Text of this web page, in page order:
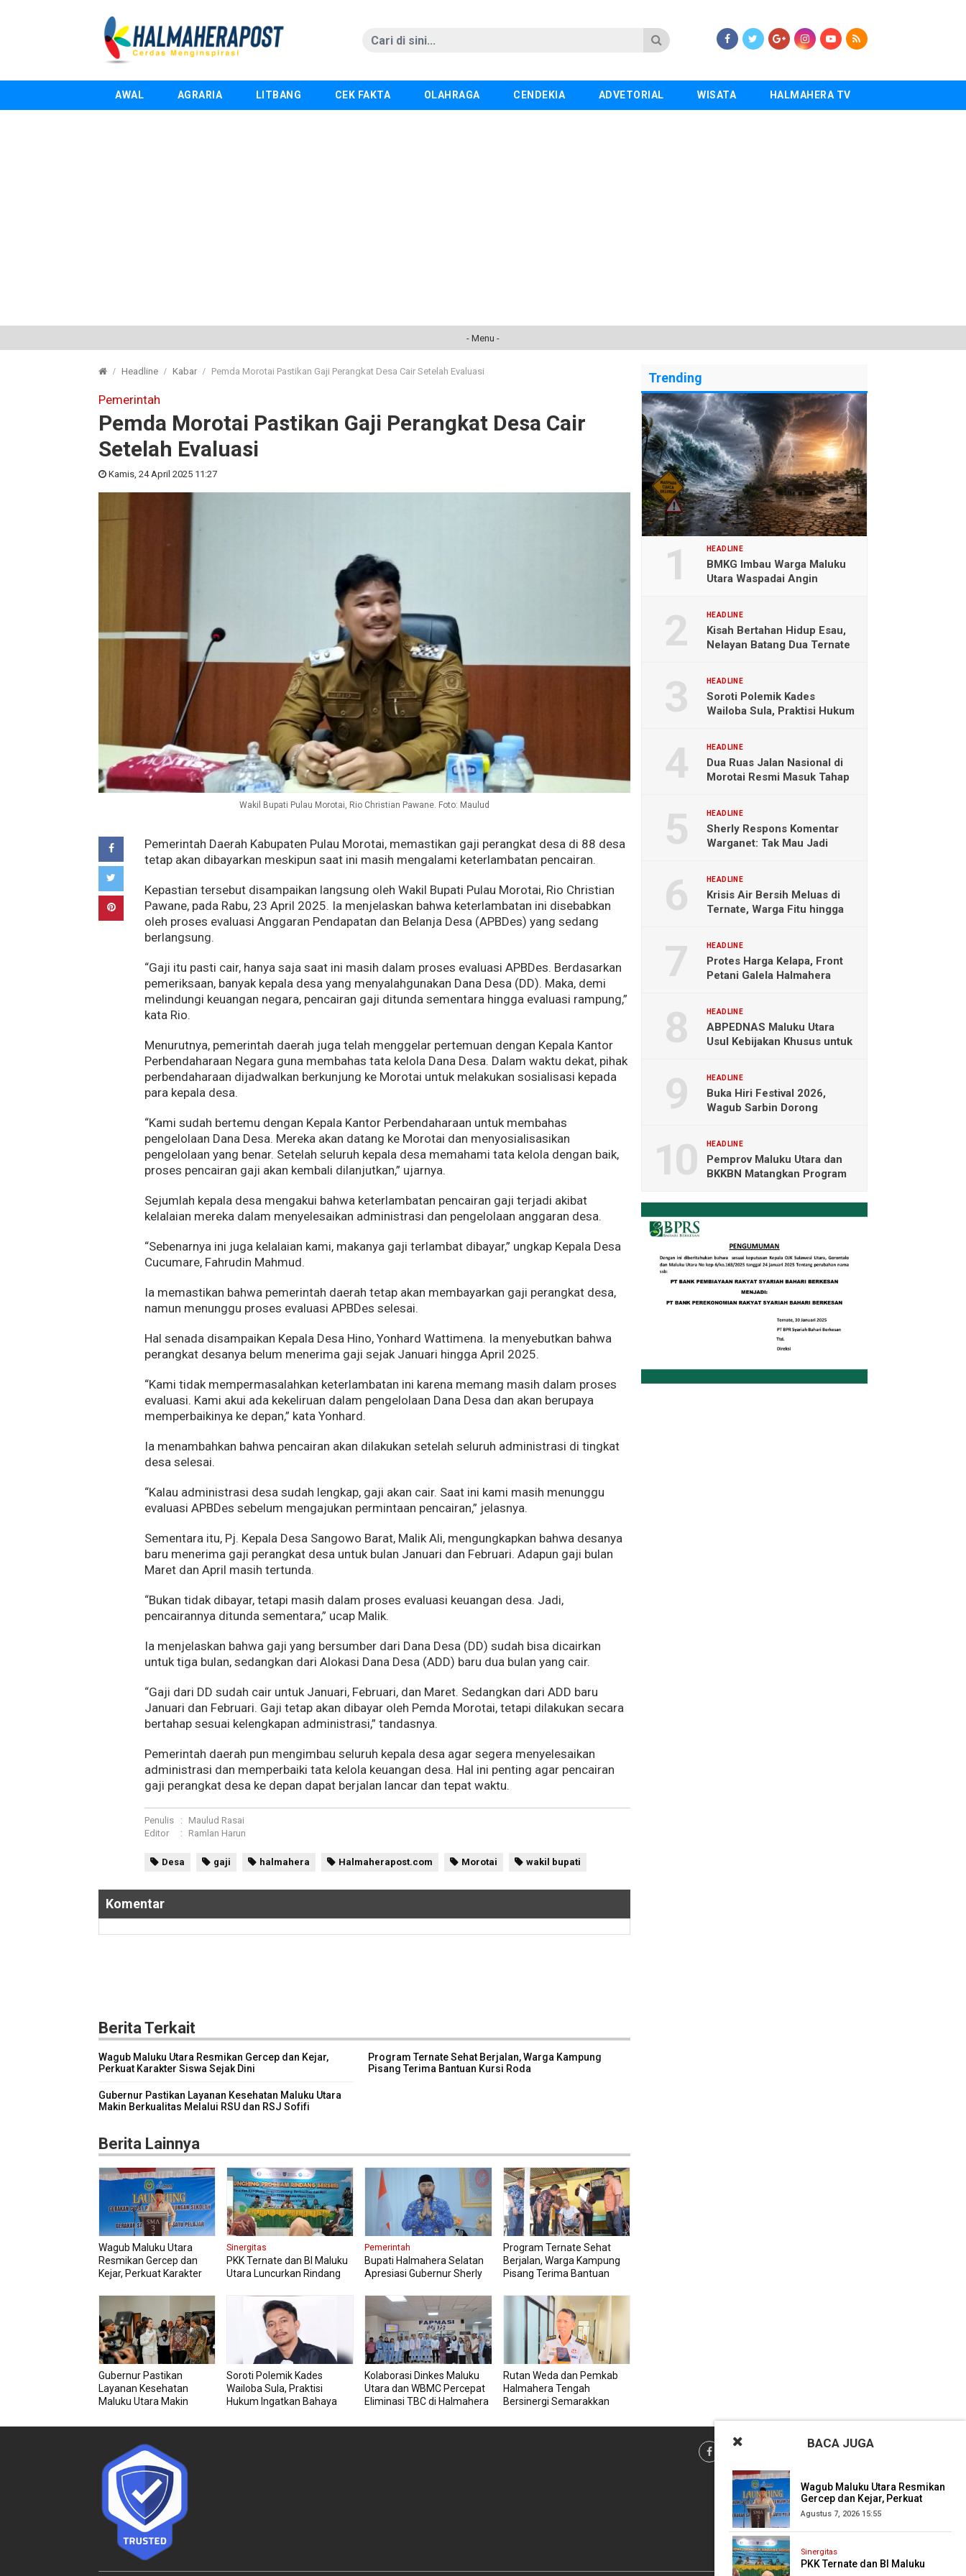
AWAL AGRARIA LITBANG CEK FAKTA OLAHRAGA CENDEKIA ADVETORIAL WISATA HALMAHERA TV
- Menu -
Headline Kabar Pemda Morotai Pastikan Gaji Perangkat Desa Cair Setelah Evaluasi
Pemerintah
Pemda Morotai Pastikan Gaji Perangkat Desa Cair
Setelah Evaluasi
Kamis, 24 April 2025 11:27
Wakil Bupati Pulau Morotai, Rio Christian Pawane. Foto: Maulud
Pemerintah Daerah Kabupaten Pulau Morotai, memastikan gaji perangkat desa di 88 desa
tetap akan dibayarkan meskipun saat ini masih mengalami keterlambatan pencairan.
Kepastian tersebut disampaikan langsung oleh Wakil Bupati Pulau Morotai, Rio Christian
Pawane, pada Rabu, 23 April 2025. Ia menjelaskan bahwa keterlambatan ini disebabkan
oleh proses evaluasi Anggaran Pendapatan dan Belanja Desa (APBDes) yang sedang
berlangsung.
“Gaji itu pasti cair, hanya saja saat ini masih dalam proses evaluasi APBDes. Berdasarkan
pemeriksaan, banyak kepala desa yang menyalahgunakan Dana Desa (DD). Maka, demi
melindungi keuangan negara, pencairan gaji ditunda sementara hingga evaluasi rampung,”
kata Rio.
Menurutnya, pemerintah daerah juga telah menggelar pertemuan dengan Kepala Kantor
Perbendaharaan Negara guna membahas tata kelola Dana Desa. Dalam waktu dekat, pihak
perbendaharaan dijadwalkan berkunjung ke Morotai untuk melakukan sosialisasi kepada
para kepala desa.
“Kami sudah bertemu dengan Kepala Kantor Perbendaharaan untuk membahas
pengelolaan Dana Desa. Mereka akan datang ke Morotai dan menyosialisasikan
pengelolaan yang benar. Setelah seluruh kepala desa memahami tata kelola dengan baik,
proses pencairan gaji akan kembali dilanjutkan,” ujarnya.
Sejumlah kepala desa mengakui bahwa keterlambatan pencairan gaji terjadi akibat
kelalaian mereka dalam menyelesaikan administrasi dan pengelolaan anggaran desa.
“Sebenarnya ini juga kelalaian kami, makanya gaji terlambat dibayar,” ungkap Kepala Desa
Cucumare, Fahrudin Mahmud.
Ia memastikan bahwa pemerintah daerah tetap akan membayarkan gaji perangkat desa,
namun menunggu proses evaluasi APBDes selesai.
Hal senada disampaikan Kepala Desa Hino, Yonhard Wattimena. Ia menyebutkan bahwa
perangkat desanya belum menerima gaji sejak Januari hingga April 2025.
“Kami tidak mempermasalahkan keterlambatan ini karena memang masih dalam proses
evaluasi. Kami akui ada kekeliruan dalam pengelolaan Dana Desa dan akan berupaya
memperbaikinya ke depan,” kata Yonhard.
Ia menambahkan bahwa pencairan akan dilakukan setelah seluruh administrasi di tingkat
desa selesai.
“Kalau administrasi desa sudah lengkap, gaji akan cair. Saat ini kami masih menunggu
evaluasi APBDes sebelum mengajukan permintaan pencairan,” jelasnya.
Sementara itu, Pj. Kepala Desa Sangowo Barat, Malik Ali, mengungkapkan bahwa desanya
baru menerima gaji perangkat desa untuk bulan Januari dan Februari. Adapun gaji bulan
Maret dan April masih tertunda.
“Bukan tidak dibayar, tetapi masih dalam proses evaluasi keuangan desa. Jadi,
pencairannya ditunda sementara,” ucap Malik.
Ia menjelaskan bahwa gaji yang bersumber dari Dana Desa (DD) sudah bisa dicairkan
untuk tiga bulan, sedangkan dari Alokasi Dana Desa (ADD) baru dua bulan yang cair.
“Gaji dari DD sudah cair untuk Januari, Februari, dan Maret. Sedangkan dari ADD baru
Januari dan Februari. Gaji tetap akan dibayar oleh Pemda Morotai, tetapi dilakukan secara
bertahap sesuai kelengkapan administrasi,” tandasnya.
Pemerintah daerah pun mengimbau seluruh kepala desa agar segera menyelesaikan
administrasi dan memperbaiki tata kelola keuangan desa. Hal ini penting agar pencairan
gaji perangkat desa ke depan dapat berjalan lancar dan tepat waktu.
Penulis :
Maulud Rasai
Editor
: Ramlan Harun
Desa gaji halmahera Halmaherapost.com Morotai wakil bupati
Komentar
Berita Terkait
Wagub Maluku Utara Resmikan Gercep dan Kejar,
Perkuat Karakter Siswa Sejak Dini
Program Ternate Sehat Berjalan, Warga Kampung
Pisang Terima Bantuan Kursi Roda
Gubernur Pastikan Layanan Kesehatan Maluku Utara
Makin Berkualitas Melalui RSU dan RSJ Sofifi
Berita Lainnya
Wagub Maluku Utara
Resmikan Gercep dan
Kejar, Perkuat Karakter
Sinergitas
PKK Ternate dan BI Maluku
Utara Luncurkan Rindang
Pangan
Pemerintah
Bupati Halmahera Selatan
Apresiasi Gubernur Sherly
Pengadaan Barang dan
Program Ternate Sehat
Berjalan, Warga Kampung
Pisang Terima Bantuan
Gubernur Pastikan
Layanan Kesehatan
Maluku Utara Makin
dan RSJ Sofifi
Soroti Polemik Kades
Wailoba Sula, Praktisi
Hukum Ingatkan Bahaya
Kolaborasi Dinkes Maluku
Utara dan WBMC Percepat
Eliminasi TBC di Halmahera
Rutan Weda dan Pemkab
Halmahera Tengah
Bersinergi Semarakkan
Trending
HEADLINE
BMKG Imbau Warga Maluku
Utara Waspadai Angin
HEADLINE
Kisah Bertahan Hidup Esau,
Nelayan Batang Dua Ternate
HEADLINE
Soroti Polemik Kades
Wailoba Sula, Praktisi Hukum
HEADLINE
Dua Ruas Jalan Nasional di
Morotai Resmi Masuk Tahap
HEADLINE
Sherly Respons Komentar
Warganet: Tak Mau Jadi
HEADLINE
Krisis Air Bersih Meluas di
Ternate, Warga Fitu hingga
HEADLINE
Protes Harga Kelapa, Front
Petani Galela Halmahera
HEADLINE
ABPEDNAS Maluku Utara
Usul Kebijakan Khusus untuk
HEADLINE
Buka Hiri Festival 2026,
Wagub Sarbin Dorong
HEADLINE
Pemprov Maluku Utara dan
BKKBN Matangkan Program
BACAJUGA
Wagub Maluku Utara Resmikan
Gercep dan Kejar, Perkuat
Karakter Siswa Sejak Dini
Agustus 7, 2026 15:55
Sinergitas
PKK Ternate dan BI Maluku